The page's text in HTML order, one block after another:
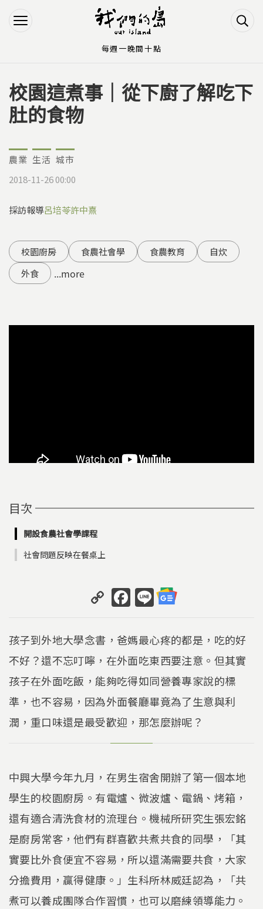
Jump to Navigation
Jump to Main content
您在這裡
校園這煮事｜從下廚了解吃下
肚的食物
農業 生活 城市
2018-11-26 00:00
採訪報導呂培苓許中熹
校園廚房 食農社會學 食農教育
自炊
外食
...more
目次
開設食農社會學課程
社會問題反映在餐桌上
C
o
p
y
Li
n
k
F
a
c
e
b
o
o
k
Li
n
e
孩子到外地大學念書，爸媽最心疼的都是，吃的好
不好？還不忘叮嚀，在外面吃東西要注意。但其實
孩子在外面吃飯，能夠吃得如同營養專家說的標
準，也不容易，因為外面餐廳畢竟為了生意與利
潤，重口味還是最受歡迎，那怎麼辦呢？
中興大學今年九月，在男生宿舍開辦了第一個本地
學生的校園廚房。有電爐、微波爐、電鍋、烤箱，
還有適合清洗食材的流理台。機械所研究生張宏銘
是廚房常客，他們有群喜歡共煮共食的同學，「其
實要比外食便宜不容易，所以還滿需要共食，大家
分擔費用，贏得健康。」生科所林威廷認為，「共
煮可以養成團隊合作習慣，也可以磨練領導能力。
每週一晚間十點